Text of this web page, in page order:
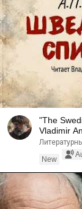
"The
Vladimir
New